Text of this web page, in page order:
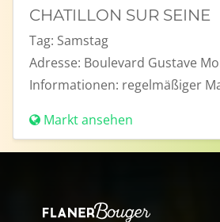
CHATILLON SUR SEINE
Tag: Samstag
Adresse: Boulevard Gustave
Informationen: regelmäßiger
Markt ansehen